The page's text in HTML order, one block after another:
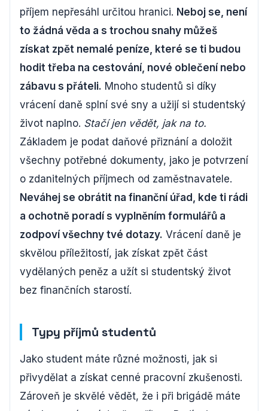
příjem nepřesáhl určitou hranici. Neboj se, není
to žádná věda a s trochou snahy můžeš
získat zpět nemalé peníze, které se ti budou
hodit třeba na cestování, nové oblečení nebo
zábavu s přáteli. Mnoho studentů si díky
vrácení daně splní své sny a užijí si studentský
život naplno. Stačí jen vědět, jak na to.
Základem je podat daňové přiznání a doložit
všechny potřebné dokumenty, jako je potvrzení
o zdanitelných příjmech od zaměstnavatele.
Neváhej se obrátit na finanční úřad, kde ti rádi
a ochotně poradí s vyplněním formulářů a
zodpoví všechny tvé dotazy. Vrácení daně je
skvělou příležitostí, jak získat zpět část
vydělaných peněz a užít si studentský život
bez finančních starostí.
Typy příjmů studentů
Jako student máte různé možnosti, jak si
přivydělat a získat cenné pracovní zkušenosti.
Zároveň je skvělé vědět, že i při brigádě máte